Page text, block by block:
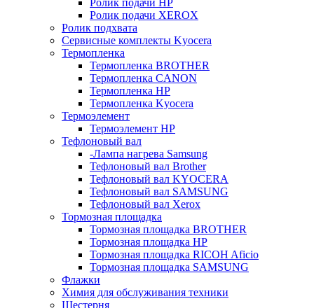
Ролик подачи XEROX
Ролик подхвата
Сервисные комплекты Kyocera
Термопленка
Термопленка BROTHER
Термопленка CANON
Термопленка HP
Термопленка Kyocera
Термоэлемент
Термоэлемент НР
Тефлоновый вал
-Лампа нагрева Samsung
Тефлоновый вал Brother
Тефлоновый вал KYOCERA
Тефлоновый вал SAMSUNG
Тефлоновый вал Xerox
Тормозная площадка
Тормозная площадка BROTHER
Тормозная площадка HP
Тормозная площадка RICOH Aficio
Тормозная площадка SAMSUNG
Флажки
Химия для обслуживания техники
Шестерня